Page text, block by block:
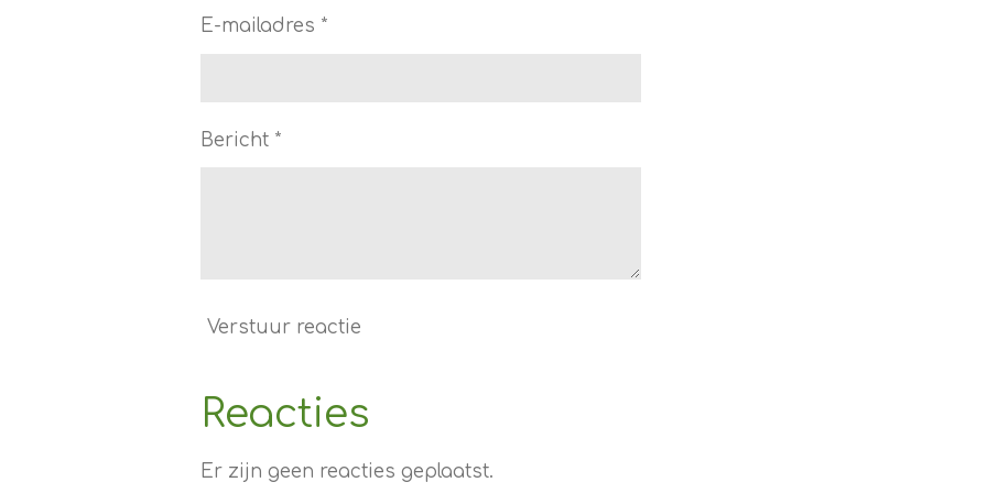
E-mailadres *
Bericht *
Verstuur reactie
Reacties
Er zijn geen reacties geplaatst.